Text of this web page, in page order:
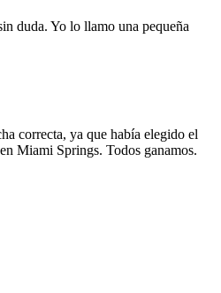
duda. Yo lo llamo una pequeña
correcta, ya que había elegido el
Miami Springs. Todos ganamos.